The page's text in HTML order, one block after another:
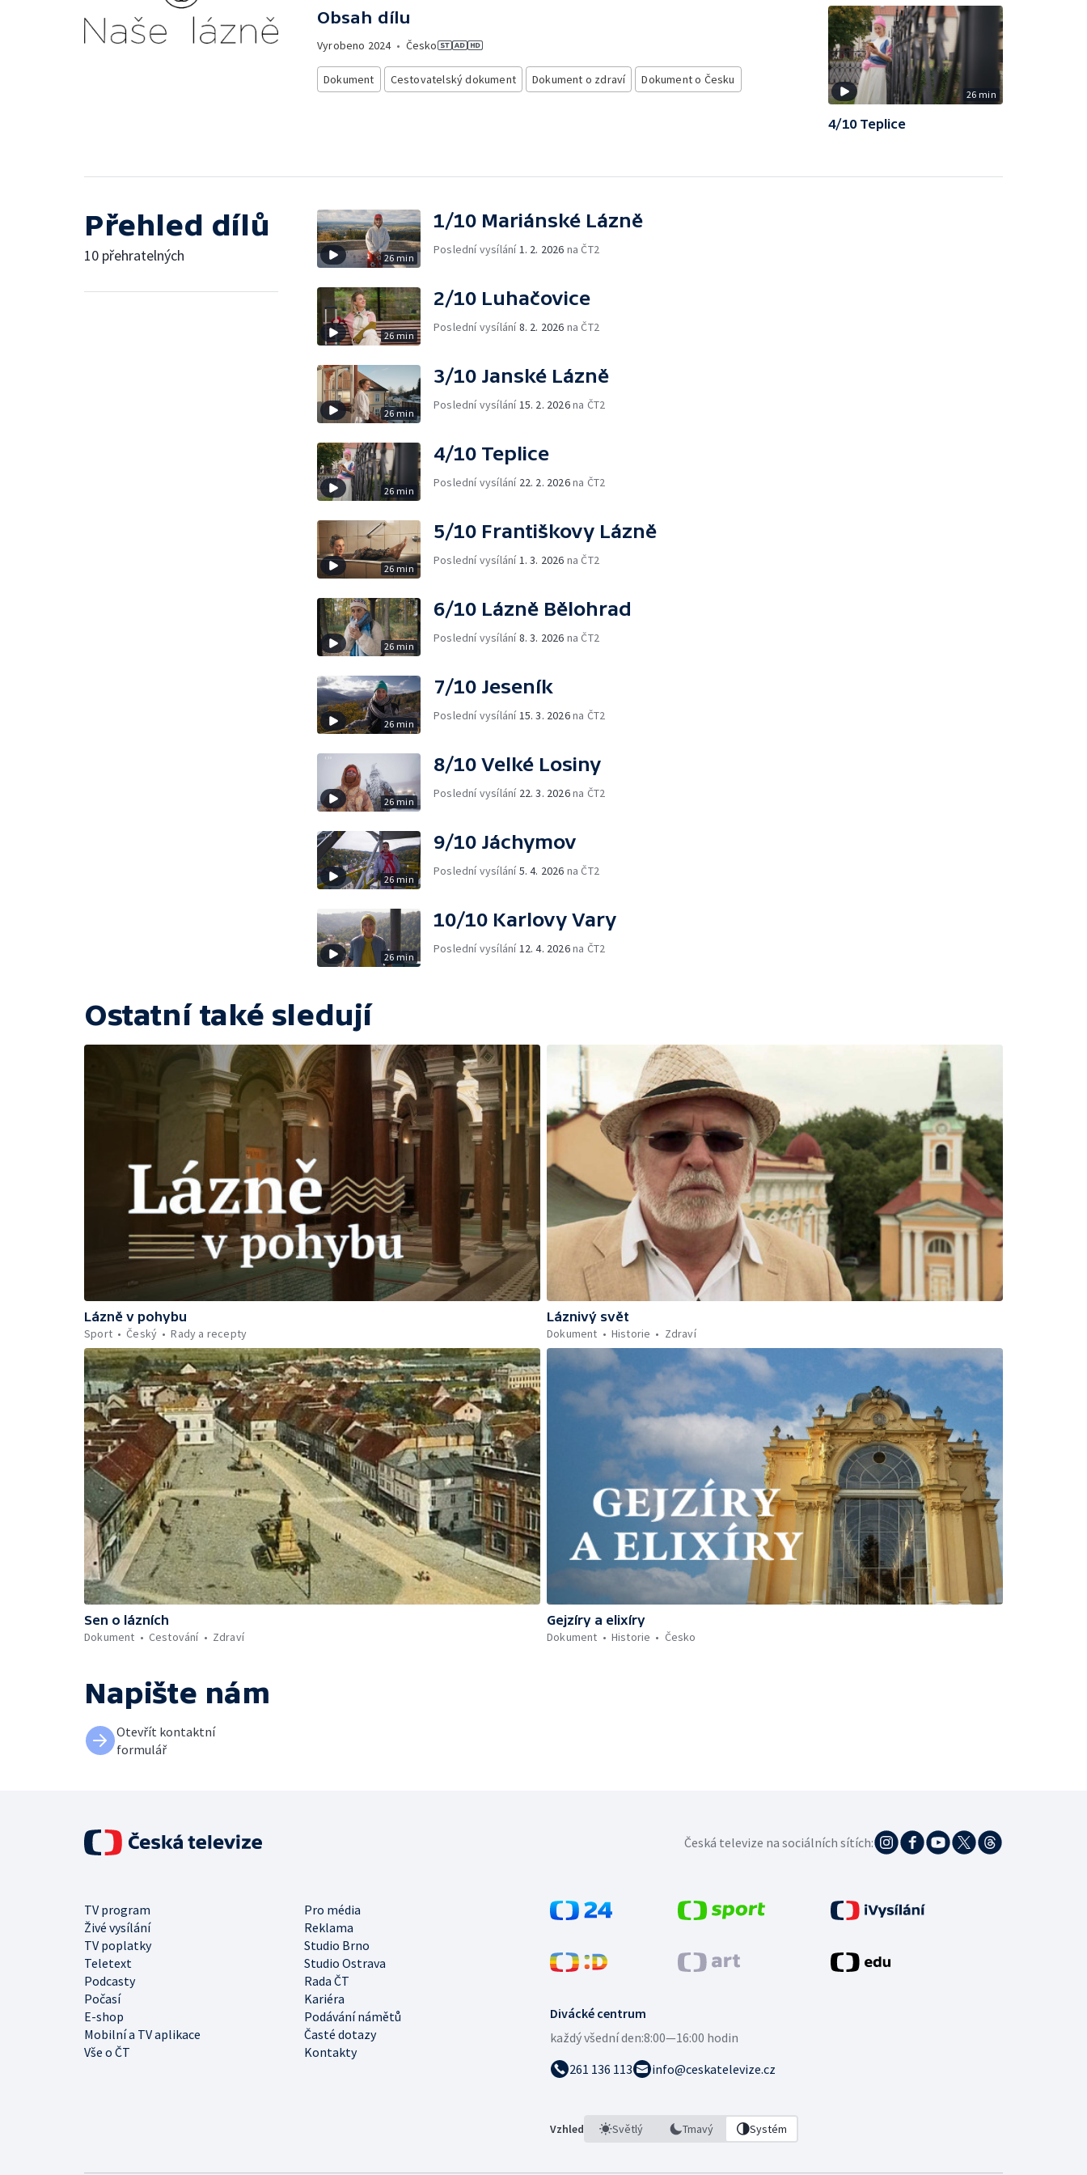
Obsah dílu
Vyrobeno 2024• Česko
Dokument Cestovatelský dokument Dokument o zdraví Dokument o Česku
26 min
4/10 Teplice
Přehled dílů
10 přehratelných 26 min
1/10 Mariánské Lázně
Poslední vysílání 1. 2. 2026 na ČT2
26 min
2/10 Luhačovice
Poslední vysílání8. 2. 2026 na ČT2
26 min
3/10 Janské Lázně
Poslední vysílání 15. 2. 2026na ČT2
26 min
4/10 Teplice
Poslední vysílání 22. 2. 2026na ČT2
26 min
5/10 Františkovy Lázně
Poslední vysílání 1. 3. 2026 na ČT2
26 min
6/10 Lázně Bělohrad
Poslední vysílání8. 3. 2026 na ČT2
26 min
7/10 Jeseník
Poslední vysílání 15. 3. 2026na ČT2
26 min
8/10 Velké Losiny
Poslední vysílání 22. 3. 2026na ČT2
26 min
9/10 Jáchymov
Poslední vysílání5. 4. 2026 na ČT2
26 min
10/10 Karlovy Vary
Poslední vysílání 12. 4. 2026na ČT2
Ostatní také sledují
Lázně v pohybu
Sport
Český Rady a recepty
Láznivý svět
Dokument
Historie Zdraví
Sen o lázních
Dokument
Cestování Zdraví
Gejzíry a elixíry
Dokument
Historie Česko
Napište nám
Otevřít kontaktní
formulář
Divácké centrum
každý všední den:8:00—16:00 hodin
261 136 113
info@ceskatelevize.cz
Vzhled Světlý Tmavý Systém
TV program
Pro média
Živé vysílání
Reklama
TV poplatky
Studio Brno
Teletext
Studio Ostrava
Podcasty
Rada ČT
Počasí
Kariéra
E-shop
Podávání námětů
Mobilní a TV aplikace
Časté dotazy
Vše o ČT
Kontakty
Česká televize na sociálních sítích: